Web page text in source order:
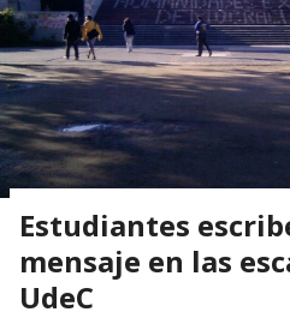
Estudiantes
mensaje en las
UdeC